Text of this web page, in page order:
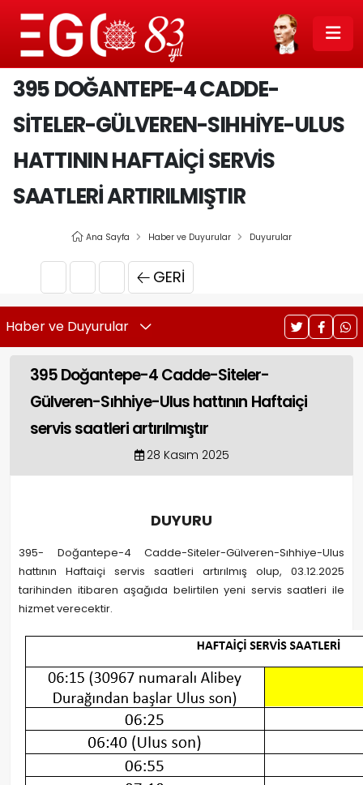
395 DOĞANTEPE-4 CADDE-
SITELER-GÜLVEREN-SIHHIYE-ULUS
HATTININ HAFTAIÇI SERVIS
SAATLERI ARTIRILMIŞTIR
Ana Sayfa Haber ve Duyurular Duyurular
GERI
Haber ve Duyurular
395 Doğantepe-4 Cadde-Siteler-
Gülveren-Sıhhiye-Ulus hattının Haftaiçi
servis saatleri artırılmıştır
28 Kasım 2025
DUYURU
395- Doğantepe-4 Cadde-Siteler-Gülveren-Sıhhiye-Ulus
hattının Haftaiçi servis saatleri artırılmış olup, 03.12.2025
tarihinden itibaren aşağıda belirtilen yeni servis saatleri ile
hizmet verecektir.